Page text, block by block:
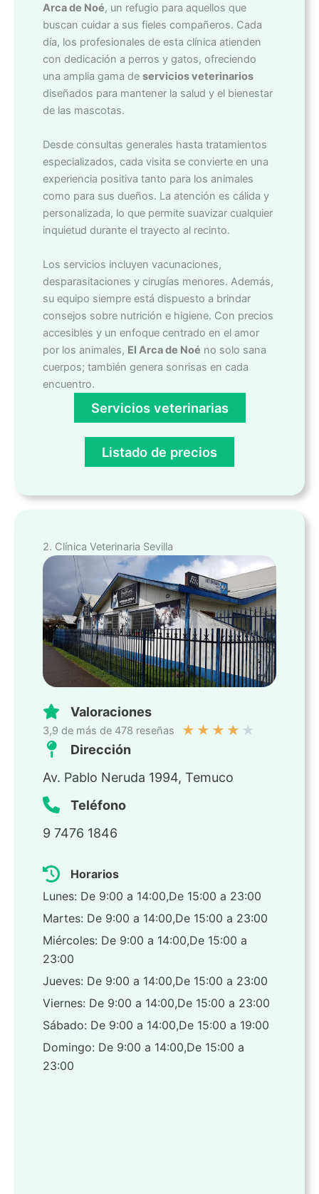
Arca de Noé, un refugio para aquellos que
buscan cuidar a sus fieles compañeros. Cada
día, los profesionales de esta clínica atienden
con dedicación a perros y gatos, ofreciendo
una amplia gama de servicios veterinarios
diseñados para mantener la salud y el bienestar
de las mascotas.
Desde consultas generales hasta tratamientos
especializados, cada visita se convierte en una
experiencia positiva tanto para los animales
como para sus dueños. La atención es cálida y
personalizada, lo que permite suavizar cualquier
inquietud durante el trayecto al recinto.
Los servicios incluyen vacunaciones,
desparasitaciones y cirugías menores. Además,
su equipo siempre está dispuesto a brindar
consejos sobre nutrición e higiene. Con precios
accesibles y un enfoque centrado en el amor
por los animales, El Arca de Noé no solo sana
cuerpos; también genera sonrisas en cada
encuentro.
Servicios veterinarias
Listado de precios
2. Clínica Veterinaria Sevilla
Valoraciones
3,9 de más de 478 reseñas ★ ★ ★ ★ ★
Dirección
Av. Pablo Neruda 1994, Temuco
Teléfono
9 7476 1846
Horarios
Lunes: De 9:00 a 14:00,De 15:00 a 23:00
Martes: De 9:00 a 14:00,De 15:00 a 23:00
Miércoles: De 9:00 a 14:00,De 15:00 a
23:00
Jueves: De 9:00 a 14:00,De 15:00 a 23:00
Viernes: De 9:00 a 14:00,De 15:00 a 23:00
Sábado: De 9:00 a 14:00,De 15:00 a 19:00
Domingo: De 9:00 a 14:00,De 15:00 a
23:00